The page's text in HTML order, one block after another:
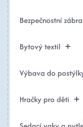
Bezpečnostní
Bytový textil
Výbava do
Hračky pro děti